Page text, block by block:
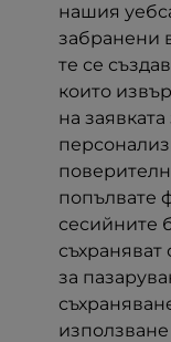
нашия
забранени
те се
които
на
попълвате
сесийните
за